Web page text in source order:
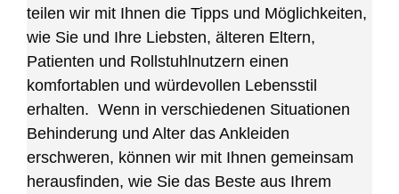
teilen wir mit Ihnen die Tipps und Möglichkeiten,
wie Sie und Ihre Liebsten, älteren Eltern,
Patienten und Rollstuhlnutzern einen
komfortablen und würdevollen Lebensstil
erhalten. Wenn in verschiedenen Situationen
Behinderung und Alter das Ankleiden
erschweren, können wir mit Ihnen gemeinsam
herausfinden, wie Sie das Beste aus Ihrem